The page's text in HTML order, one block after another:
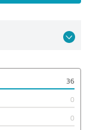
36
0
0